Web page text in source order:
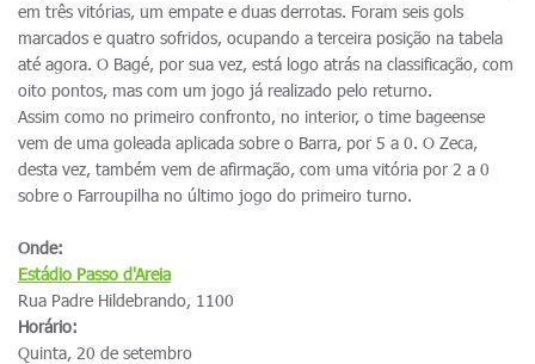
em três vitórias, um empate e duas derrotas. Foram seis gols
marcados e quatro sofridos, ocupando a terceira posição na tabela
até agora. O Bagé, por sua vez, está logo atrás na classificação, com
oito pontos, mas com um jogo já realizado pelo returno.
Assim como no primeiro confronto, no interior, o time bageense
vem de uma goleada aplicada sobre o Barra, por 5 a 0. O Zeca,
desta vez, também vem de afirmação, com uma vitória por 2 a 0
sobre o Farroupilha no último jogo do primeiro turno.
Onde:
Estádio Passo d'Areia
Rua Padre Hildebrando, 1100
Horário:
Quinta, 20 de setembro